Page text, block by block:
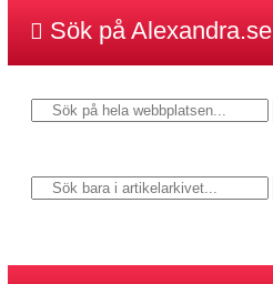
Sök på Alexandra.se